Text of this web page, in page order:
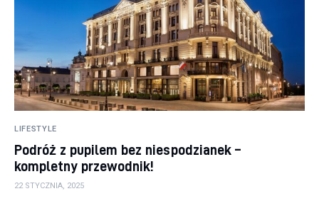
LIFESTYLE
Podróż z pupilem bez niespodzianek –
kompletny przewodnik!
22 STYCZNIA, 2025